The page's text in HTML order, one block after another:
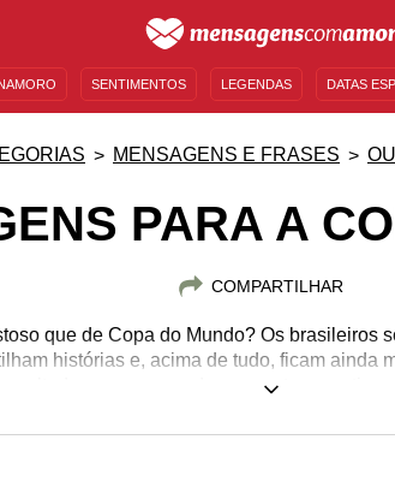
SENTIMENTOS LEGENDAS DATAS
MENSAGENS E FRASES
PARA A
COMPARTILHAR
que de Copa do Mundo? Os brasileiros
histórias e, acima de tudo, ficam ainda
voltadas a esse grande momento esportivo